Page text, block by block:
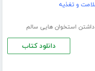
و تغذیه
داشتن استخوان هایی سالم
دانلود کتاب